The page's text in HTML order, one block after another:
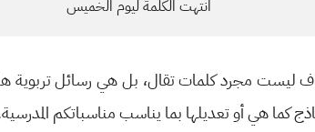
انتهت الكلمة ليوم الخميس
ليست مجرد كلمات تقال، بل هي رسائل تربوية
كما هي أو تعديلها بما يناسب مناسباتكم